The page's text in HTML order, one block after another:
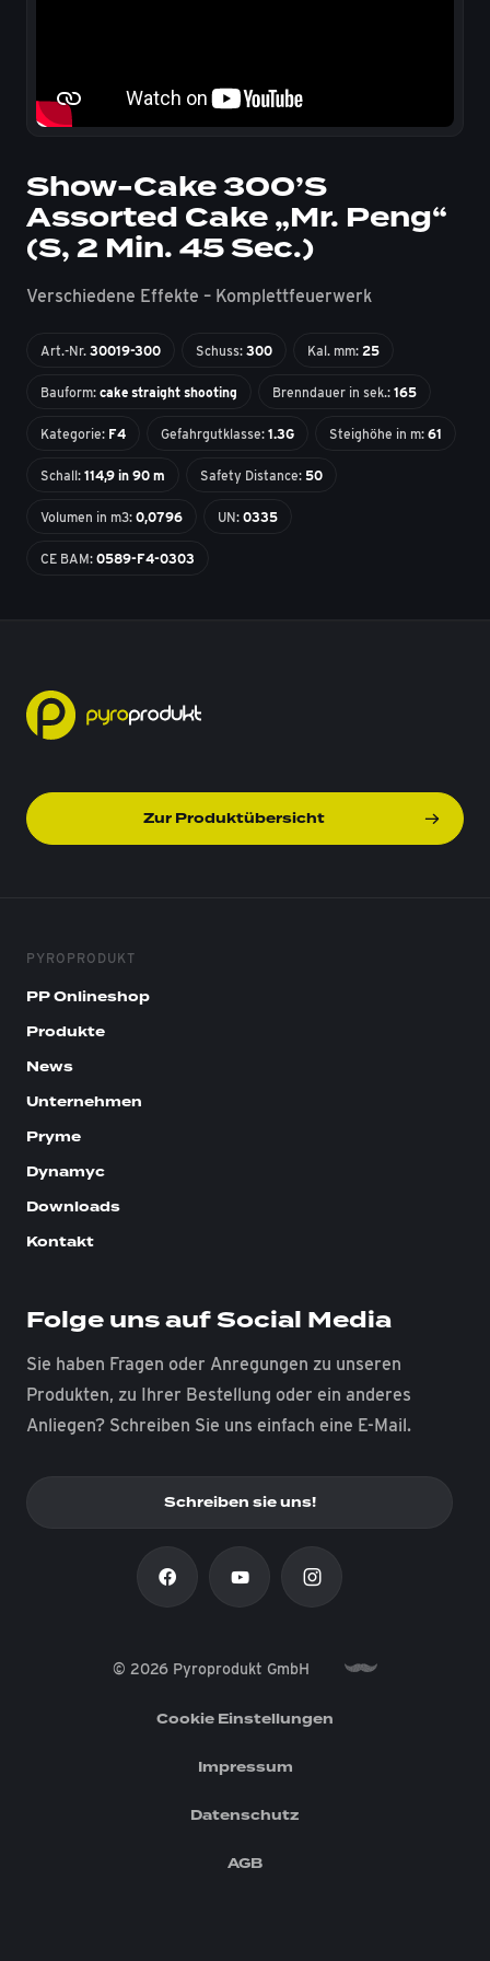
Show-Cake 300’S
Assorted Cake „Mr. Peng“
(S, 2 Min. 45 Sec.)
Verschiedene Effekte – Komplettfeuerwerk
Art.-Nr. 30019-300 Schuss: 300 Kal. mm: 25
Bauform: cake straight shooting Brenndauer in sek.: 165
Kategorie: F4 Gefahrgutklasse: 1.3G Steighöhe in m: 61
Schall: 114,9 in 90 m Safety Distance: 50
Volumen in m3: 0,0796 UN: 0335
CE BAM: 0589-F4-0303
Zur Produktübersicht
PYROPRODUKT
PP Onlineshop
Produkte
News
Unternehmen
Pryme
Dynamyc
Downloads
Kontakt
Folge uns auf Social Media
Sie haben Fragen oder Anregungen zu unseren
Produkten, zu Ihrer Bestellung oder ein anderes
Anliegen? Schreiben Sie uns einfach eine E-Mail.
Schreiben sie uns!
© 2026 Pyroprodukt GmbH
Cookie Einstellungen
Impressum
Datenschutz
AGB